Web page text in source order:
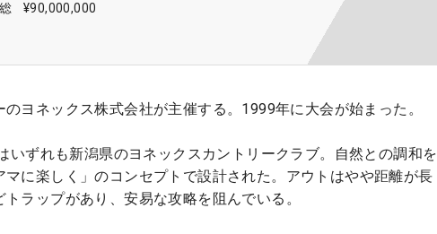
¥90,000,000
ヨネックス株式会社が主催する。1999年に大会が始まった。
いずれも新潟県のヨネックスカントリークラブ。自然との調和
マに楽しく」のコンセプトで設計された。アウトはやや距離が長
ラップがあり、安易な攻略を阻んでいる。